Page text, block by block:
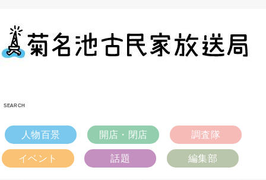
SEARCH
人物百景 開店・閉店 調査隊
イベント 話題 編集部